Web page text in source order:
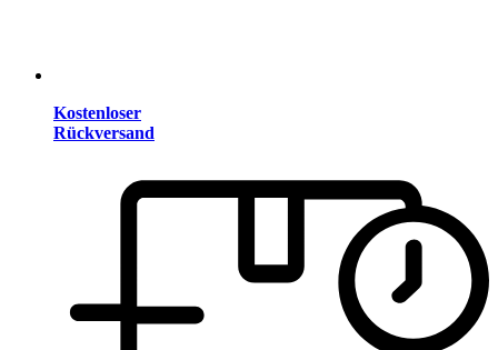
Kostenloser
Rückversand